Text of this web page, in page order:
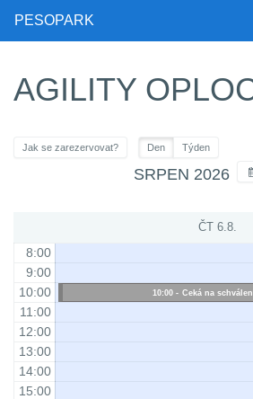
PESOPARK
AGILITY
Jak se zarezervovat? Den Týden
SRPEN 2026
ČT 6.8.
8:00
9:00
10:00
11:00
12:00
13:00
14:00
15:00
Čeká na